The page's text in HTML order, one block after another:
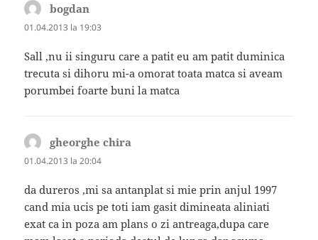
bogdan
01.04.2013 la 19:03
Sall ,nu ii singuru care a patit eu am patit duminica
trecuta si dihoru mi-a omorat toata matca si aveam
porumbei foarte buni la matca
gheorghe chira
01.04.2013 la 20:04
da dureros ,mi sa antanplat si mie prin anjul 1997
cand mia ucis pe toti iam gasit dimineata aliniati
exat ca in poza am plans o zi antreaga,dupa care